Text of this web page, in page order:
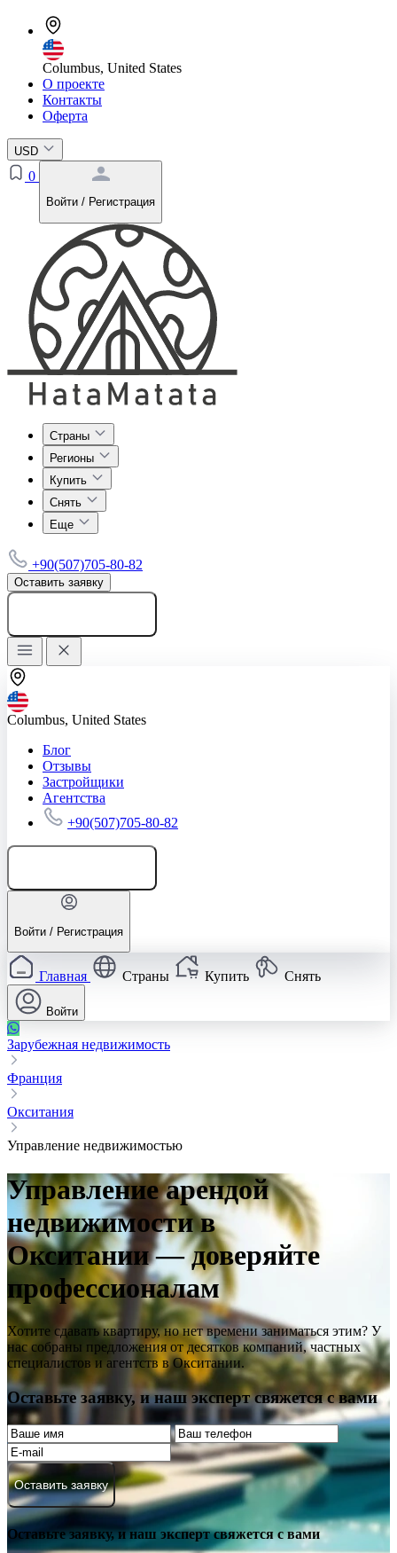
Columbus, United States
О проекте
Контакты
Оферта
USD
0
Войти / Регистрация
Страны
Регионы
Купить
Снять
Еще
+90(507)705-80-82
Оставить заявку
Columbus, United States
Блог
Отзывы
Застройщики
Агентства
+90(507)705-80-82
Войти / Регистрация
Главная Страны Купить Снять
Войти
Зарубежная недвижимость
Франция
Окситания
Управление недвижимостью
Управление арендой
недвижимости в
Окситании — доверяйте
профессионалам
Хотите сдавать квартиру, но нет времени заниматься этим? У
нас собраны предложения от десятков компаний, частных
специалистов и агентств в Окситании.
Оставьте заявку, и наш эксперт свяжется с вами
Оставить заявку
Оставьте заявку, и наш эксперт свяжется с вами